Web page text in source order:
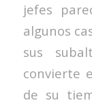
jefes
algunos
sus
convierte
de su